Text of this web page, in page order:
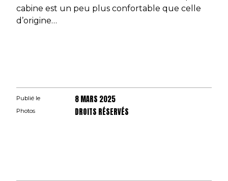
cabine est un peu plus confortable que celle
d’origine…
Publié le 8 MARS 2025
Photos DROITS RÉSERVÉS